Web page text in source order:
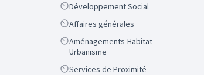
ScopeDéveloppement Social
ScopeAffaires générales
Scope
Aménagements-Habitat-
Urbanisme
ScopeServices de Proximité